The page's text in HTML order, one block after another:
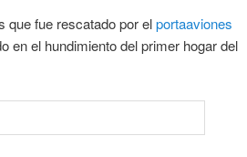
que fue rescatado por elportaaviones
en el hundimiento del primer hogar del